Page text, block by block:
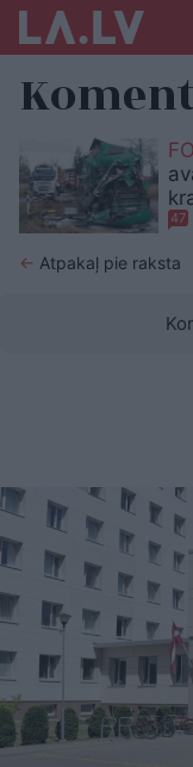
47
← Atpakaļ pie raksta